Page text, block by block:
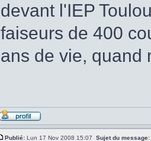
devant l'IEP
faiseurs de 400
ans de vie, quand
Publié: Lun 17 Nov 2008 15:07 Sujet du message: